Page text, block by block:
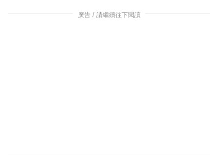
廣告 / 請繼續往下閱讀